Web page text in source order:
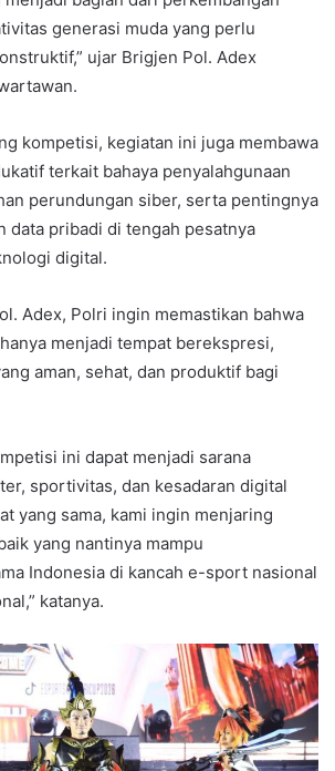
generasi muda yang perlu
ujar Brigjen Pol. Adex
kompetisi, kegiatan ini juga membawa
terkait bahaya penyalahgunaan
perundungan siber, serta pentingnya
data pribadi di tengah pesatnya
digital.
Adex, Polri ingin memastikan bahwa
menjadi tempat berekspresi,
aman, sehat, dan produktif bagi
ini dapat menjadi sarana
sportivitas, dan kesadaran digital
yang sama, kami ingin menjaring
yang nantinya mampu
Indonesia di kancah e-sport nasional
katanya.